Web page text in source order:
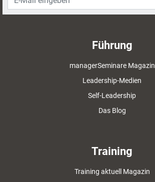
Führung
managerSeminare Magazin
Leadership-Medien
Self-Leadership
Das Blog
Training
Training aktuell Magazin